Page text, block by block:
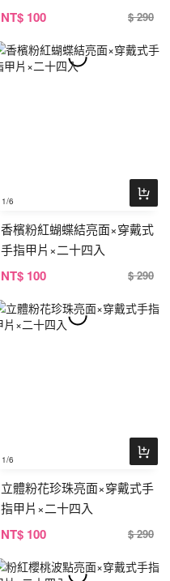
NT$ 100 $ 290
1/6
香檳粉紅蝴蝶結亮面×穿戴式
手指甲片×二十四入
NT$ 100 $ 290
1/6
立體粉花珍珠亮面×穿戴式手
指甲片×二十四入
NT$ 100 $ 290